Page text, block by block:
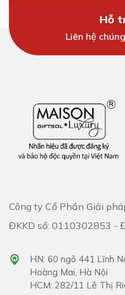
Hỗ
Liên hệ
Công ty Cổ Phần Giải
ĐKKD số: 0110302853 -
HN: 60 ngõ 441 Lĩnh
Hoàng Mai, Hà Nội
HCM: 282/11 Lê Thị